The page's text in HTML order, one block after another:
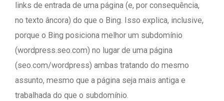
links de entrada de uma página (e, por consequência,
no texto âncora) do que o Bing. Isso explica, inclusive,
porque o Bing posiciona melhor um subdomínio
(wordpress.seo.com) no lugar de uma página
(seo.com/wordpress) ambas tratando do mesmo
assunto, mesmo que a página seja mais antiga e
trabalhada do que o subdomínio.